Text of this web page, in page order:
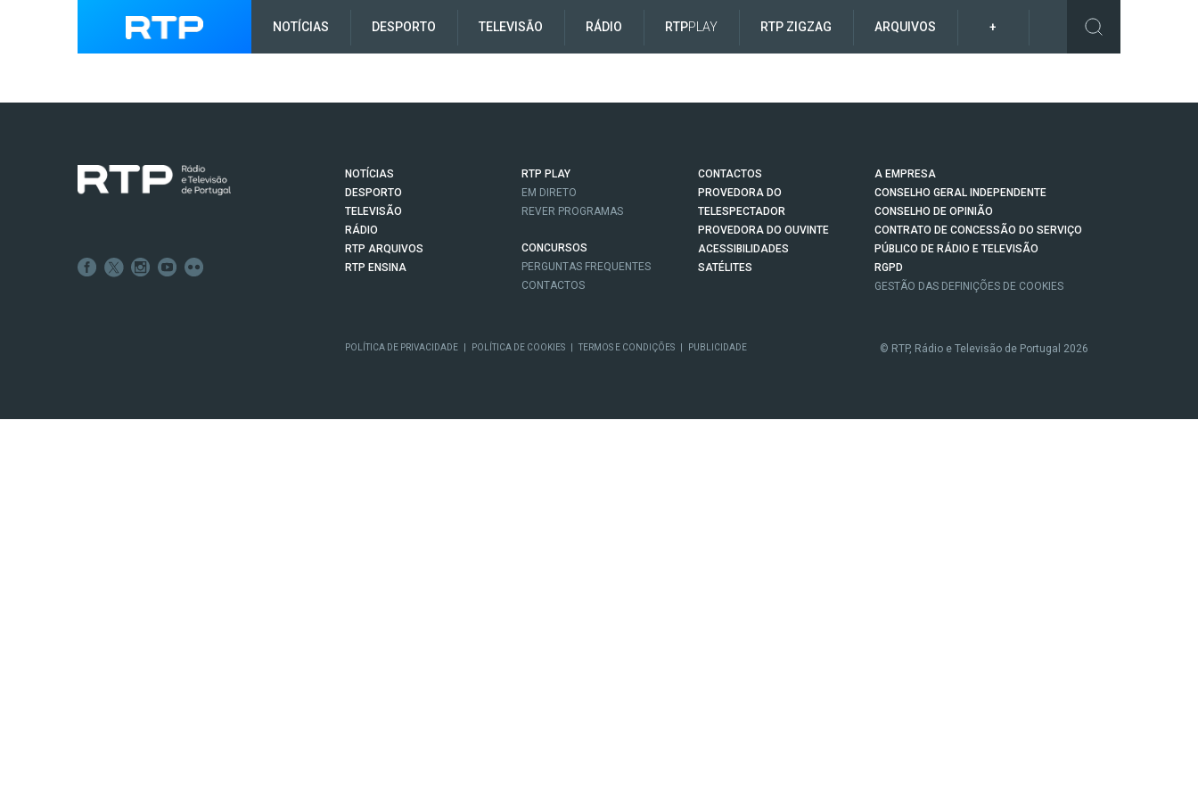
NOTÍCIAS DESPORTO TELEVISÃO RÁDIO RTPPLAY RTP ZIGZAG ARQUIVOS +
NOTÍCIAS
DESPORTO
TELEVISÃO
RÁDIO
RTP ARQUIVOS
RTP ENSINA
RTP PLAY
EM DIRETO
REVER PROGRAMAS
CONCURSOS
PERGUNTAS FREQUENTES
CONTACTOS
CONTACTOS
PROVEDORA DO
TELESPECTADOR
PROVEDORA DO OUVINTE
ACESSIBILIDADES
SATÉLITES
A EMPRESA
CONSELHO GERAL INDEPENDENTE
CONSELHO DE OPINIÃO
CONTRATO DE CONCESSÃO DO SERVIÇO
PÚBLICO DE RÁDIO E TELEVISÃO
RGPD
GESTÃO DAS DEFINIÇÕES DE COOKIES
POLÍTICA DE PRIVACIDADE POLÍTICA DE COOKIES TERMOS E CONDIÇÕES PUBLICIDADE © RTP, Rádio e Televisão de Portugal 2026